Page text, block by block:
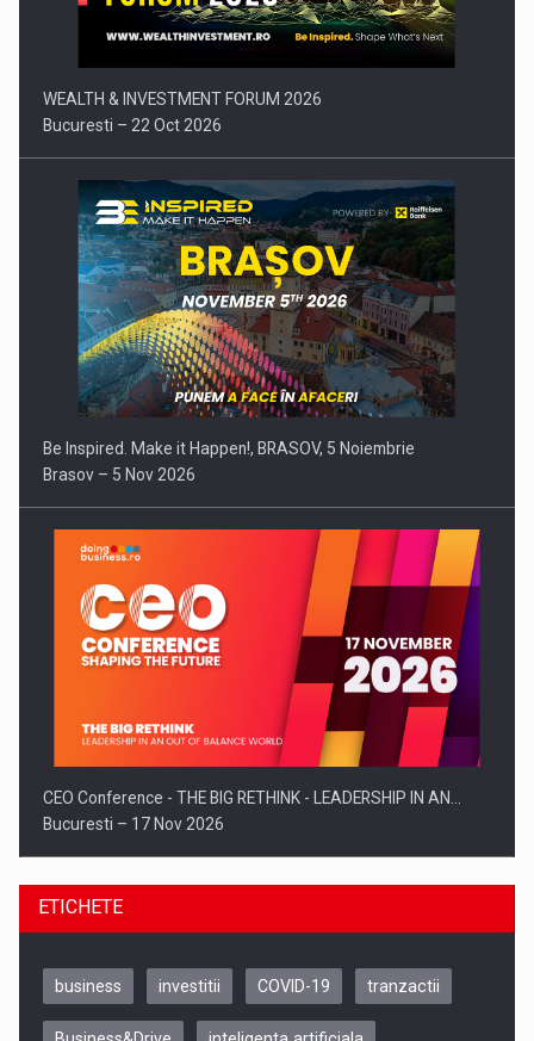
WEALTH & INVESTMENT FORUM 2026
Bucuresti – 22 Oct 2026
Be Inspired. Make it Happen!, BRASOV, 5 Noiembrie
Brasov – 5 Nov 2026
CEO Conference - THE BIG RETHINK - LEADERSHIP IN AN…
Bucuresti – 17 Nov 2026
ETICHETE
business investitii COVID-19 tranzactii